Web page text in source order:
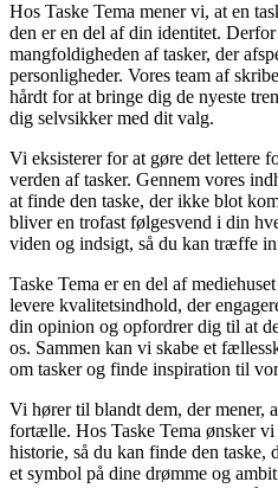
Hos Taske Tema mener vi, at en
den er en del af din identitet.
mangfoldigheden af tasker, der
personligheder. Vores team af
hårdt for at bringe dig de nyeste
dig selvsikker med dit valg.
Vi eksisterer for at gøre det lettere
verden af tasker. Gennem vores
at finde den taske, der ikke blot
bliver en trofast følgesvend i din
viden og indsigt, så du kan træffe
Taske Tema er en del af
levere kvalitetsindhold, der
din opinion og opfordrer dig til at
os. Sammen kan vi skabe et
om tasker og finde inspiration til
Vi hører til blandt dem, der mener,
fortælle. Hos Taske Tema ønsker
historie, så du kan finde den taske,
et symbol på dine drømme og